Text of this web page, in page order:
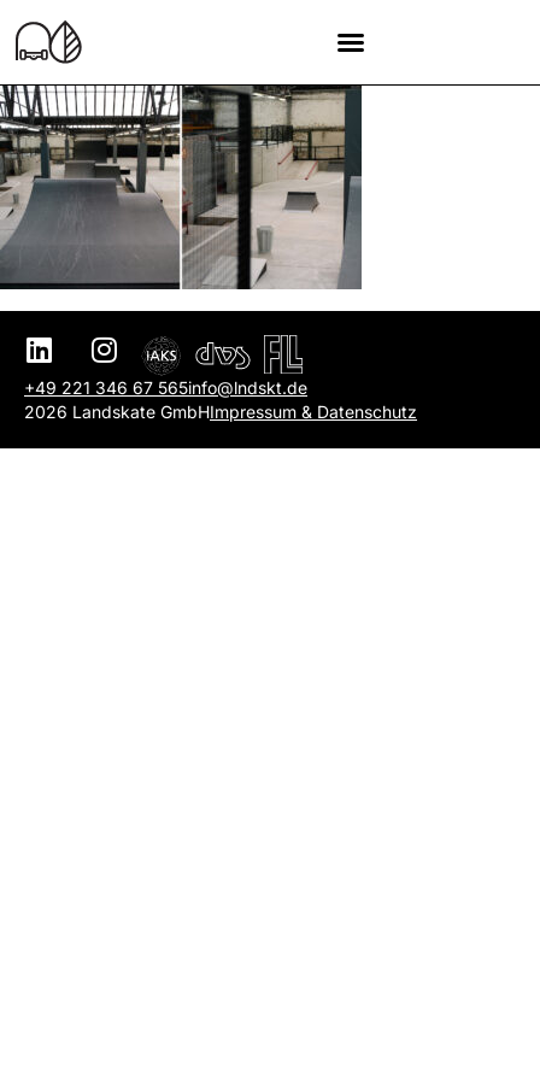
+49 221 346 67 565info@lndskt.de
2026 Landskate GmbHImpressum & Datenschutz